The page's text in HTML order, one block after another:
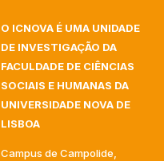
O ICNOVA É UMA UNIDADE
DE INVESTIGAÇÃO DA
FACULDADE DE CIÊNCIAS
SOCIAIS E HUMANAS DA
UNIVERSIDADE NOVA DE
LISBOA
Campus de Campolide,